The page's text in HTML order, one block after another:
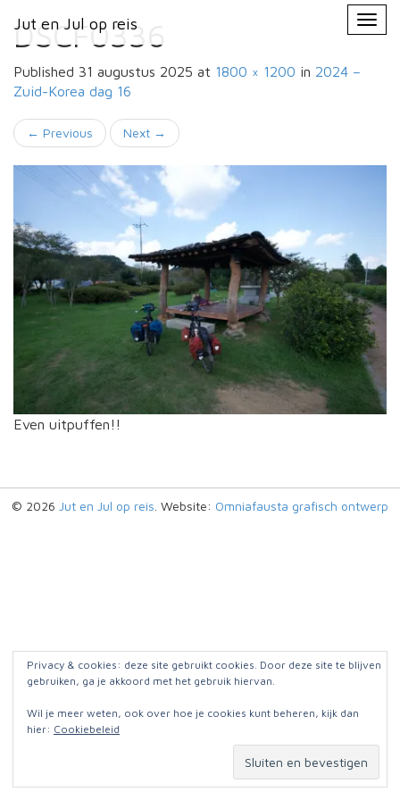
Jut en Jul op reis
Primary
Menu
Jut en Jul op reis
DSCF0336
Published 31 augustus 2025 at 1800 × 1200 in 2024 –
Zuid-Korea dag 16
← Previous Next →
Even uitpuffen!!
© 2026 Jut en Jul op reis . Website: Omniafausta grafisch ontwerp
Privacy & cookies: deze site gebruikt cookies. Door deze site te blijven
gebruiken, ga je akkoord met het gebruik hiervan.
Wil je meer weten, ook over hoe je cookies kunt beheren, kijk dan
hier: Cookiebeleid